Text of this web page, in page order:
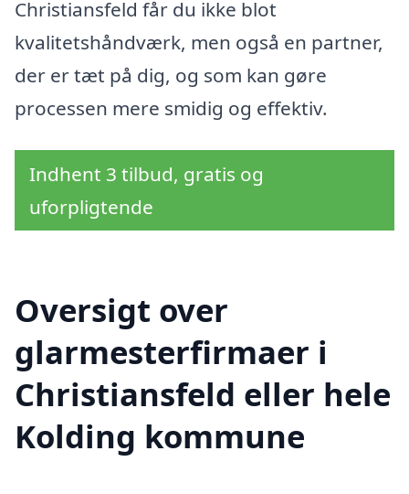
Christiansfeld får du ikke blot
kvalitetshåndværk, men også en partner,
der er tæt på dig, og som kan gøre
processen mere smidig og effektiv.
Indhent 3 tilbud, gratis og
uforpligtende
Oversigt over
glarmesterfirmaer i
Christiansfeld eller hele
Kolding kommune